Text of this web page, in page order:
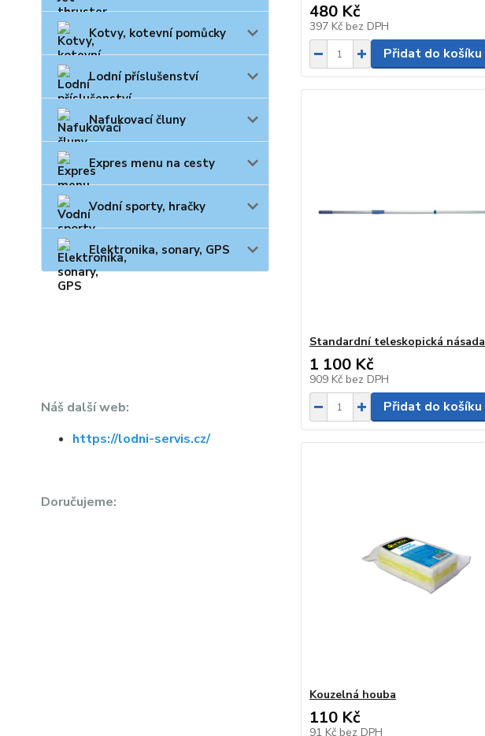
Kotvy, kotevní pomůcky
Lodní příslušenství
Nafukovací čluny
Expres menu na cesty
Vodní sporty, hračky
Elektronika, sonary, GPS
Náš další web:
https://lodni-servis.cz/
Doručujeme:
480 Kč
397 Kč bez DPH
Přidat do košíku
Standardní teleskopická násada
1 100 Kč
909 Kč bez DPH
Přidat do košíku
Kouzelná houba
110 Kč
91 Kč bez DPH